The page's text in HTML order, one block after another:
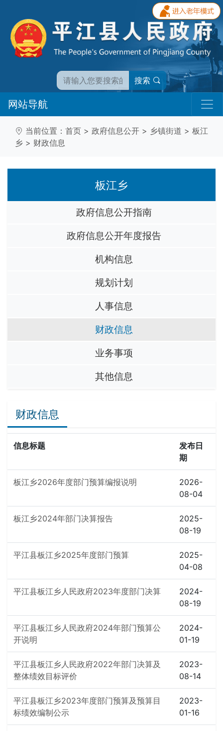
搜索
网站导航
当前位置： 首页 > 政府信息公开 > 乡镇街道 > 板江
乡 > 财政信息
板江乡
政府信息公开指南
政府信息公开年度报告
机构信息
规划计划
人事信息
财政信息
业务事项
其他信息
财政信息
信息标题
发布日
期
板江乡2026年度部门预算编报说明
2026-
08-04
板江乡2024年部门决算报告
2025-
08-19
平江县板江乡2025年度部门预算
2025-
04-08
平江县板江乡人民政府2023年度部门决算
2024-
08-19
平江县板江乡人民政府2024年部门预算公
开说明
2024-
01-19
平江县板江乡人民政府2022年部门决算及
整体绩效目标评价
2023-
08-14
平江县板江乡2023年度部门预算及预算目
标绩效编制公示
2023-
01-16